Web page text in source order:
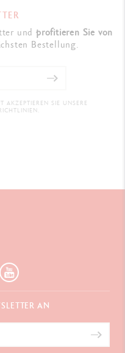
undprofitieren Sie von
Bestellung.
SIE UNSERE
AN